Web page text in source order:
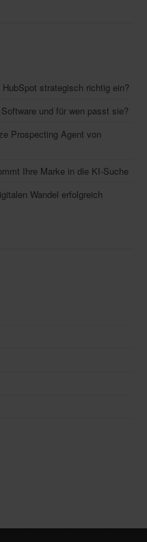
strategisch richtig ein?
und für wen passt sie?
Prospecting Agent von
Ihre Marke in die KI-Suche
Wandel erfolgreich